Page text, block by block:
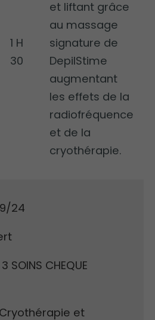
1 H
30
et liftant grâce
au massage
signature de
DepilStime
augmentant
les effets de la
radiofréquence
et de la
cryothérapie.
24
SOINS CHEQUE
et